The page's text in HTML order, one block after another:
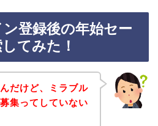
登録後の年始セー
てみた！
だけど、ミラブル
集ってしていない